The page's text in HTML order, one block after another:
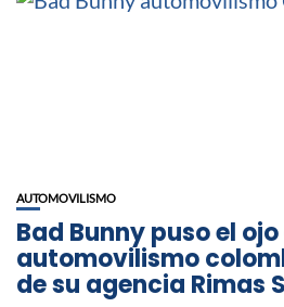
AUTOMOVILISMO
Bad Bunny puso el ojo
automovilismo
de su agencia Rimas